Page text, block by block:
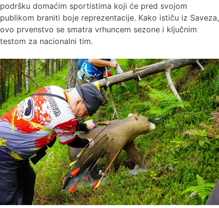
podršku domaćim sportistima koji će pred svojom
publikom braniti boje reprezentacije. Kako ističu iz Saveza,
ovo prvenstvo se smatra vrhuncem sezone i ključnim
testom za nacionalni tim.